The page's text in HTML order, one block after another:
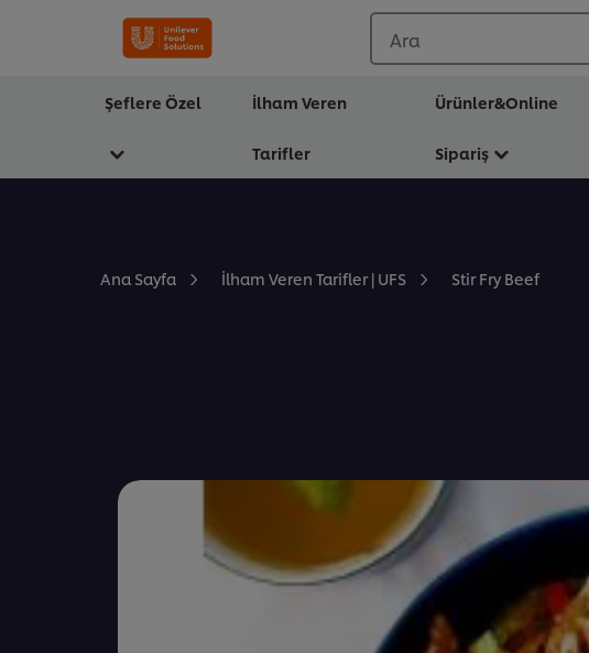
Ara
Şeflere Özel İlham Veren
Tarifler
Ürünler&Online
Sipariş
Ana Sayfa İlham Veren Tarifler | UFS Stir Fry Beef